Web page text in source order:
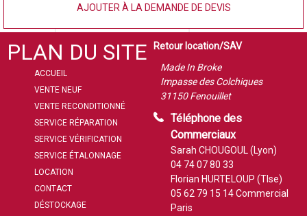
AJOUTER À LA DEMANDE DE DEVIS
PLAN DU SITE
ACCUEIL
VENTE NEUF
VENTE RECONDITIONNÉ
SERVICE RÉPARATION
SERVICE VÉRIFICATION
SERVICE ÉTALONNAGE
LOCATION
CONTACT
DÉSTOCKAGE
Retour location/SAV
Made In Broke
Impasse des Colchiques
31150 Fenouillet
Téléphone des
Commerciaux
Sarah CHOUGOUL (Lyon)
04 74 07 80 33
Florian HURTELOUP (Tlse)
05 62 79 15 14Commercial
Paris